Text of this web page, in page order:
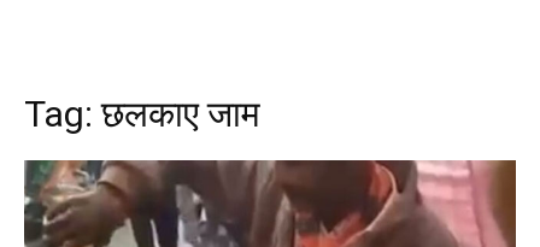
Tag:छलकाए जाम